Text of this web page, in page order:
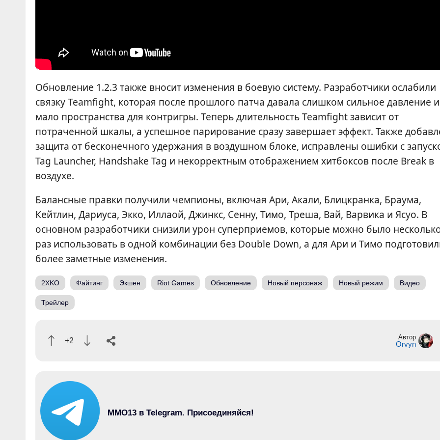
Обновление 1.2.3 также вносит изменения в боевую систему. Разработчики ослабили
связку Teamfight, которая после прошлого патча давала слишком сильное давление и
мало пространства для контригры. Теперь длительность Teamfight зависит от
потраченной шкалы, а успешное парирование сразу завершает эффект. Также
защита от бесконечного удержания в воздушном блоке, исправлены ошибки с
Tag Launcher, Handshake Tag и некорректным отображением хитбоксов после Break в
воздухе.
Балансные правки получили чемпионы, включая Ари, Акали, Блицкранка, Браума,
Кейтлин, Дариуса, Экко, Иллаой, Джинкс, Сенну, Тимо, Треша, Вай, Варвика и Ясуо. В
основном разработчики снизили урон суперприемов, которые можно было
раз использовать в одной комбинации без Double Down, а для Ари и Тимо
более заметные изменения.
2XKO Файтинг Экшен Riot Games Обновление Новый персонаж Новый режим Видео
Трейлер
+2 Автор
Orvyn
MMO13 в Telegram. Присоединяйся!